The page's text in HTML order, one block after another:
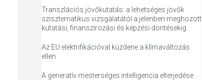
Transzlációs jövőkutatás: a lehetséges jövők
szisztematikus vizsgálatától a jelenben meghozott
kutatási, finanszírozási és képzési döntésekig
Az EU elektrifikációval küzdene a klímaváltozás
ellen
A generatív mesterséges intelligencia elterjedése